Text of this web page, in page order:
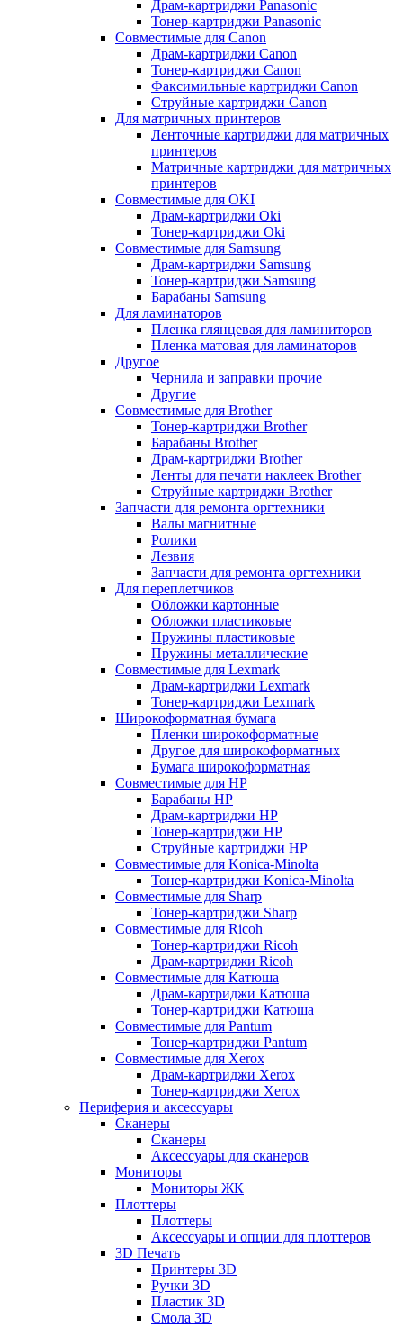
Драм-картриджи Panasonic
Тонер-картриджи Panasonic
Совместимые для Canon
Драм-картриджи Canon
Тонер-картриджи Canon
Факсимильные картриджи Canon
Струйные картриджи Canon
Для матричных принтеров
Ленточные картриджи для матричных
принтеров
Матричные картриджи для матричных
принтеров
Совместимые для OKI
Драм-картриджи Oki
Тонер-картриджи Oki
Совместимые для Samsung
Драм-картриджи Samsung
Тонер-картриджи Samsung
Барабаны Samsung
Для ламинаторов
Пленка глянцевая для ламиниторов
Пленка матовая для ламинаторов
Другое
Чернила и заправки прочие
Другие
Совместимые для Brother
Тонер-картриджи Brother
Барабаны Brother
Драм-картриджи Brother
Ленты для печати наклеек Brother
Струйные картриджи Brother
Запчасти для ремонта оргтехники
Валы магнитные
Ролики
Лезвия
Запчасти для ремонта оргтехники
Для переплетчиков
Обложки картонные
Обложки пластиковые
Пружины пластиковые
Пружины металлические
Совместимые для Lexmark
Драм-картриджи Lexmark
Тонер-картриджи Lexmark
Широкоформатная бумага
Пленки широкоформатные
Другое для широкоформатных
Бумага широкоформатная
Совместимые для HP
Барабаны HP
Драм-картриджи HP
Тонер-картриджи HP
Струйные картриджи HP
Совместимые для Konica-Minolta
Тонер-картриджи Konica-Minolta
Совместимые для Sharp
Тонер-картриджи Sharp
Совместимые для Ricoh
Тонер-картриджи Ricoh
Драм-картриджи Ricoh
Совместимые для Катюша
Драм-картриджи Катюша
Тонер-картриджи Катюша
Совместимые для Pantum
Тонер-картриджи Pantum
Совместимые для Xerox
Драм-картриджи Xerox
Тонер-картриджи Xerox
Периферия и аксессуары
Сканеры
Сканеры
Аксессуары для сканеров
Мониторы
Мониторы ЖК
Плоттеры
Плоттеры
Аксессуары и опции для плоттеров
3D Печать
Принтеры 3D
Ручки 3D
Пластик 3D
Смола 3D